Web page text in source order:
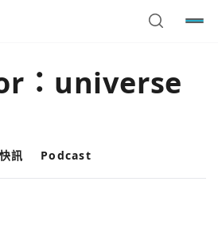
： universe
快訊 Podcast